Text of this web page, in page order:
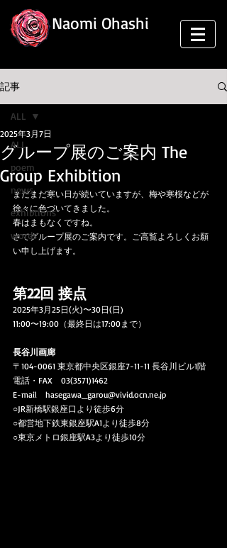
Naomi Ohashi
記事
ALL
poem
news
exhibtions
words
ALL
グループ展のご案内 The
Group Exhibition
2025年3月7日
まだまだ寒い日が続いていますが、梅や寒桜などが
徐々に色づいてきました。
春はまもなくですね。
さてグループ展のご案内です。ご高覧よろしくお願
い申し上げます。
第22回 接点
2025年3月25日(火)〜30日(日)
11:00〜19:00（最終日は17:00まで）
長谷川画廊
〒104-0061 東京都中央区銀座7-11-11 長谷川ビル1階
電話・FAX　03(3571)1462
E-mail
hasegawa_garou@vivid.ocn.ne.jp
○JR新橋駅銀座口より徒歩6分
○都営地下鉄東銀座駅A1より徒歩8分
○東京メトロ銀座駅A3より徒歩10分